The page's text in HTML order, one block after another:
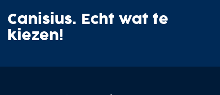
Canisius. Echt wat te
kiezen!